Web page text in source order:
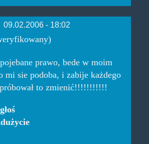
09.02.2006 - 18:02
prawo, bede w moim
mi sie podoba, i zabije każdego
to zmienić!!!!!!!!!!!